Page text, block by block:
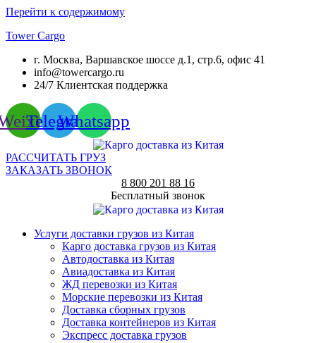
Перейти к содержимому
Tower Cargo
г. Москва, Варшавское шоссе д.1, стр.6, офис 41
info@towercargo.ru
24/7 Клиентская поддержка
TelegramWhatsapp
РАССЧИТАТЬ ГРУЗ
ЗАКАЗАТЬ ЗВОНОК
8 800 201 88 16
Бесплатный звонок
Услуги доставки грузов из Китая
Карго доставка грузов из Китая
Автодоставка из Китая
Авиадоставка из Китая
ЖД перевозки из Китая
Морские перевозки из Китая
Доставка сборных грузов
Доставка контейнеров из Китая
Экспресс доставка грузов